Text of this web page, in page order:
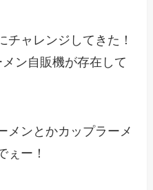
チャレンジしてきた！
ン自販機が存在して
メンとかカップラーメ
ぇー！